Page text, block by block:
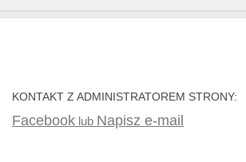
KONTAKT Z ADMINISTRATOREM STRONY:
Facebook lub Napisz e-mail